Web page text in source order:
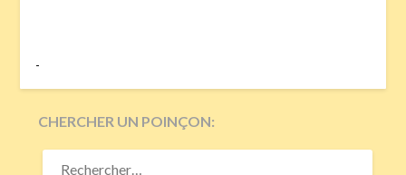
-
CHERCHER UN POINÇON:
RECHERCHER :